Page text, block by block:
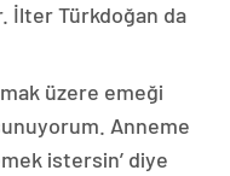
İlter Türkdoğan da
üzere emeği
Anneme
istersin’ diye